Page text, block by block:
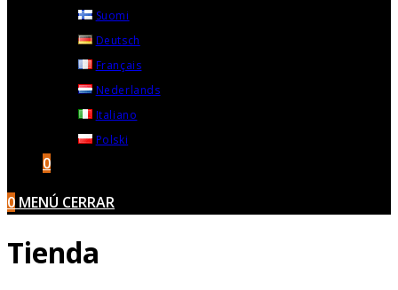
Suomi
Deutsch
Français
Nederlands
Italiano
Polski
0
0 MENÚ CERRAR
Tienda